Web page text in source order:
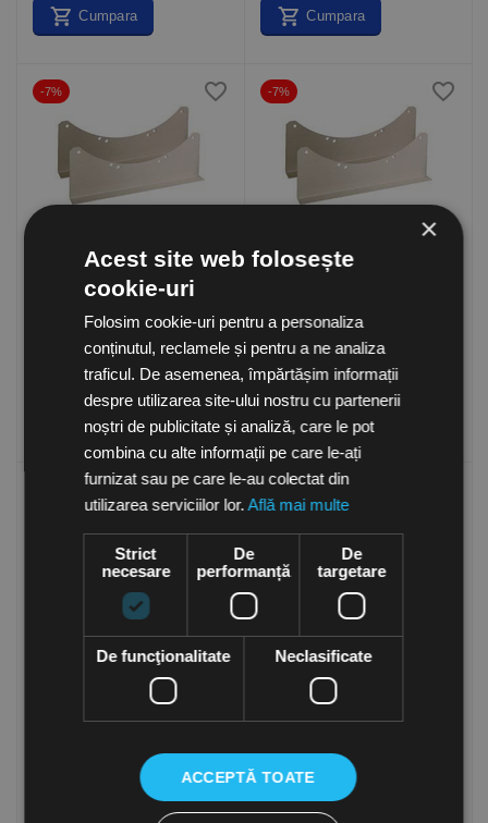
Cumpara Cumpara
-7%
PROMOTION
ventilatoare axiale de
in stoc
269.35 Lei
250.50Lei
(TVA inclusa)
Cumpara
-7%
Set suporti pentru
momentan indisponibil
359.13
333.99Lei
(TVA inclusa)
Momentan
Indisponibil
PROMOTION
ventilatoare axiale de
Lei
PROMOTION
ventilatoare axiale de
tubulatura PS-71
620.26Lei
Cumpara
×
Acest site web folosește
cookie-uri
Folosim cookie-uri pentru a personaliza
conținutul, reclamele și pentru a ne analiza
traficul. De asemenea, împărtășim informații
despre utilizarea site-ului nostru cu partenerii
noștri de publicitate și analiză, care le pot
combina cu alte informații pe care le-ați
furnizat sau pe care le-au colectat din
utilizarea serviciilor lor.Află mai multe
Strict
necesare
De
performanță
De
targetare
De funcţionalitate Neclasificate
ACCEPTĂ TOATE